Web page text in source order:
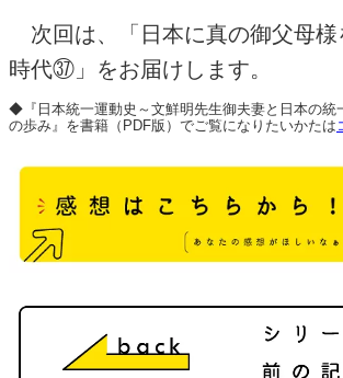
次回は、「日本に真の御父母様
時代㊲」をお届けします。
◆『日本統一運動史～文鮮明先生御夫妻と日本の統
の歩み』を書籍（PDF版）でご覧になりたいかたは